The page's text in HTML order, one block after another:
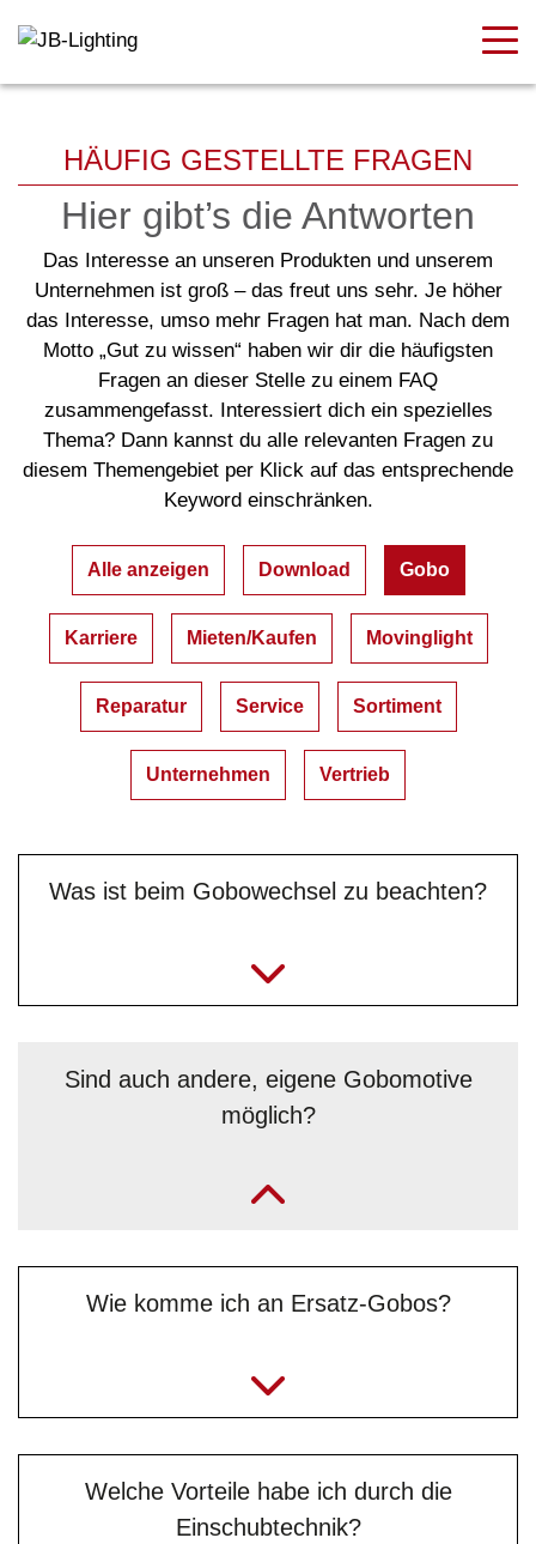
HÄUFIG GESTELLTE FRAGEN
Hier gibt’s die Antworten
Das Interesse an unseren Produkten und unserem
Unternehmen ist groß – das freut uns sehr. Je höher
das Interesse, umso mehr Fragen hat man. Nach dem
Motto „Gut zu wissen“ haben wir dir die häufigsten
Fragen an dieser Stelle zu einem FAQ
zusammengefasst. Interessiert dich ein spezielles
Thema? Dann kannst du alle relevanten Fragen zu
diesem Themengebiet per Klick auf das entsprechende
Keyword einschränken.
Alle anzeigen Download Gobo
Karriere Mieten/Kaufen Movinglight
Reparatur Service Sortiment
Unternehmen Vertrieb
Was ist beim Gobowechsel zu beachten?
Sind auch andere, eigene Gobomotive
möglich?
„Ja, auf Anfrage und je nach Motiv, jedoch nur
Format (.dxf). Wende dich bei Bedarf oder für weitere
Fragen gerne direkt an Benjamin „Benni“ Simeg vom
Wie komme ich an Ersatz-Gobos?
Welche Vorteile habe ich durch die
Einschubtechnik?